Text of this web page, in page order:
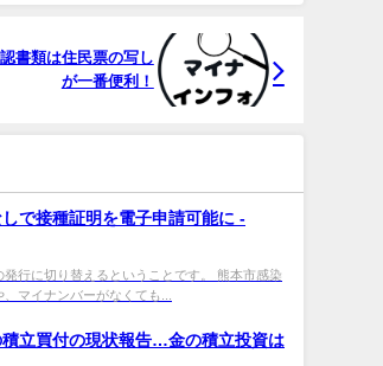
書類は住民票の写し
が一番便利！
で接種証明を電子申請可能に -
行に切り替えるということです。 熊本市感染
マイナンバーがなくても...
立買付の現状報告…金の積立投資は